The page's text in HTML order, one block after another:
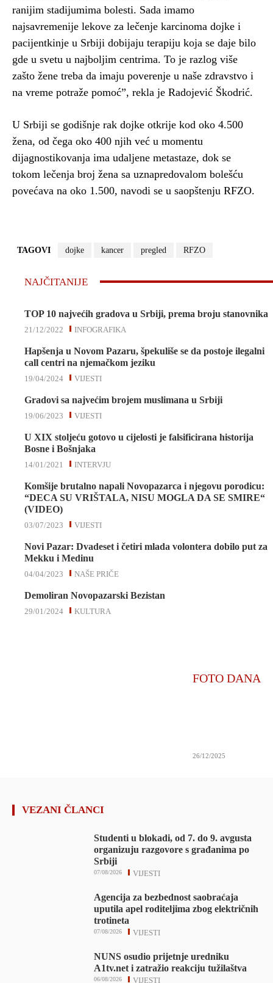
ranijim stadijumima bolesti. Sada imamo
najsavremenije lekove za lečenje karcinoma dojke i
pacijentkinje u Srbiji dobijaju terapiju koja se daje bilo
gde u svetu u najboljim centrima. To je razlog više
zašto žene treba da imaju poverenje u naše zdravstvo i
na vreme potraže pomoć”, rekla je Radojević Škodrić.
U Srbiji se godišnje rak dojke otkrije kod oko 4.500
žena, od čega oko 400 njih već u momentu
dijagnostikovanja ima udaljene metastaze, dok se
tokom lečenja broj žena sa uznapredovalom bolešću
povećava na oko 1.500, navodi se u saopštenju RFZO.
TAGOVI dojke kancer pregled RFZO
NAJČITANIJE
TOP 10 najvećih gradova u Srbiji, prema broju stanovnika
INFOGRAFIKA
21/12/2022
Hapšenja u Novom Pazaru, špekuliše se da postoje ilegalni
call centri na njemačkom jeziku
VIJESTI
19/04/2024
Gradovi sa najvećim brojem muslimana u Srbiji
VIJESTI
19/06/2023
U XIX stoljeću gotovo u cijelosti je falsificirana historija
Bosne i Bošnjaka
INTERVJU
14/01/2021
Komšije brutalno napali Novopazarca i njegovu porodicu:
“DECA SU VRIŠTALA, NISU MOGLA DA SE SMIRE“
(VIDEO)
VIJESTI
03/07/2023
Novi Pazar: Dvadeset i četiri mlada volontera dobilo put za
Mekku i Medinu
NAŠE PRIČE
04/04/2023
Demoliran Novopazarski Bezistan
KULTURA
29/01/2024
FOTO DANA
26/12/2025
VEZANI ČLANCI
Studenti u blokadi, od 7. do 9. avgusta
organizuju razgovore s građanima po
Srbiji
VIJESTI
07/08/2026
Agencija za bezbednost saobraćaja
uputila apel roditeljima zbog električnih
trotineta
VIJESTI
07/08/2026
NUNS osudio prijetnje uredniku
A1tv.net i zatražio reakciju tužilaštva
VIJESTI
06/08/2026